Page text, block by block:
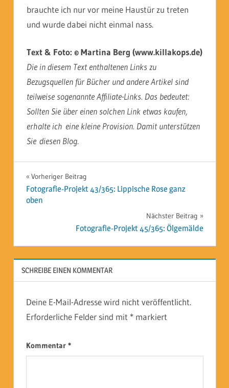
brauchte ich nur vor meine Haustür zu treten
und wurde dabei nicht einmal nass.
Text & Foto: © Martina Berg (www.killakops.de)
Die in diesem Text enthaltenen Links zu
Bezugsquellen für Bücher und andere Artikel sind
teilweise sogenannte Affiliate-Links. Das bedeutet:
Sollten Sie über einen solchen Link etwas kaufen,
erhalte ich eine kleine Provision. Damit unterstützen
Sie diesen Blog.
Beitragsnavigation
Vorheriger Beitrag
Fotografie-Projekt 43/365: Lippische Rose ganz
oben
Nächster Beitrag
Fotografie-Projekt 45/365: Ölgemälde
SCHREIBE EINEN KOMMENTAR
Deine E-Mail-Adresse wird nicht veröffentlicht.
Erforderliche Felder sind mit *markiert
Kommentar *